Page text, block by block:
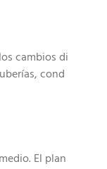
cambios di
cond
El plan